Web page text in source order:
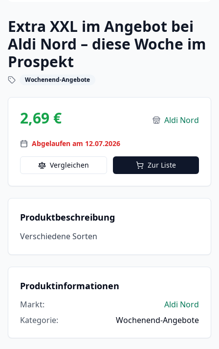
Extra XXL im Angebot bei
Aldi Nord – diese Woche im
Prospekt
Wochenend-Angebote
2,69 € Aldi Nord
Abgelaufen am 12.07.2026
Vergleichen Zur Liste
Produktbeschreibung
Verschiedene Sorten
Produktinformationen
Markt:
Aldi Nord
Kategorie: Wochenend-Angebote